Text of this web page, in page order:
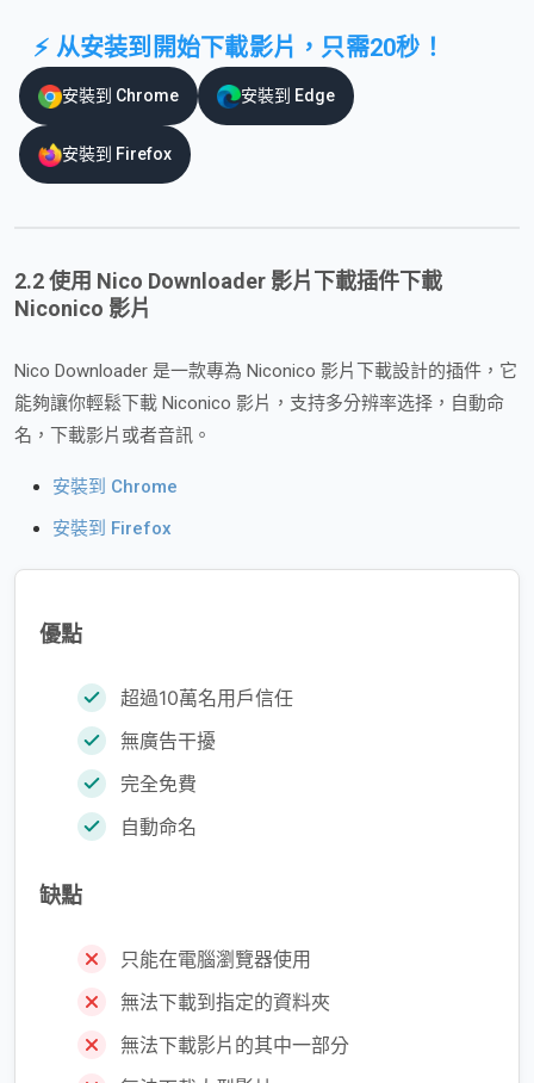
⚡ 从安装到開始下載影片，只需20秒！
安裝到 Chrome 安裝到 Edge
安裝到 Firefox
2.2 使用 Nico Downloader 影片下載插件下載
Niconico 影片
Nico Downloader 是一款專為 Niconico 影片下載設計的插件，它
能夠讓你輕鬆下載 Niconico 影片，支持多分辨率选择，自動命
名，下載影片或者音訊。
安裝到 Chrome
安裝到 Firefox
優點
超過10萬名用戶信任
無廣告干擾
完全免費
自動命名
缺點
只能在電腦瀏覽器使用
無法下載到指定的資料夾
無法下載影片的其中一部分